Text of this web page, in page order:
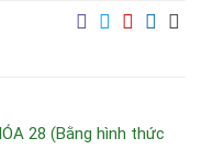
28 (Bằng hình thức